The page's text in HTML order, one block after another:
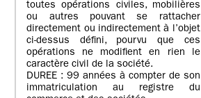
toutes opérations civiles, mobilières
ou autres pouvant se rattacher
directement ou indirectement à l’objet
ci-dessus défini, pourvu que ces
opérations ne modifient en rien le
caractère civil de la société.
DUREE : 99 années à compter de son
immatriculation au registre du